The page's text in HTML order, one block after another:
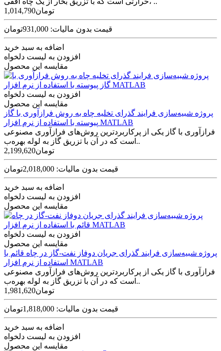
1,014,790تومان
قیمت بدون مالیات: 931,000تومان
اضافه به سبد خرید
افزودن به لیست دلخواه
مقایسه این محصول
افزودن به لیست دلخواه
مقایسه این محصول
پروژه شبیه‌سازی فرایند گذرای تخلیه چاه به روش فرازآوری با گاز
پیوسته با استفاده از نرم افزار MATLAB
فرازآوری با گاز یکی از پرکاربردترین روش‌های فرازآوری مصنوعی
است که در آن با تزریق گاز به لوله بهره‌ب..
2,199,620تومان
قیمت بدون مالیات: 2,018,000تومان
اضافه به سبد خرید
افزودن به لیست دلخواه
مقایسه این محصول
افزودن به لیست دلخواه
مقایسه این محصول
پروژه شبیه‌سازی فرایند گذرای جریان دوفاز نفت-گاز در چاه قائم با
استفاده از نرم افزار MATLAB
فرازآوری با گاز یکی از پرکاربردترین روش‌های فرازآوری مصنوعی
است که در آن با تزریق گاز به لوله بهره‌ب..
1,981,620تومان
قیمت بدون مالیات: 1,818,000تومان
اضافه به سبد خرید
افزودن به لیست دلخواه
مقایسه این محصول